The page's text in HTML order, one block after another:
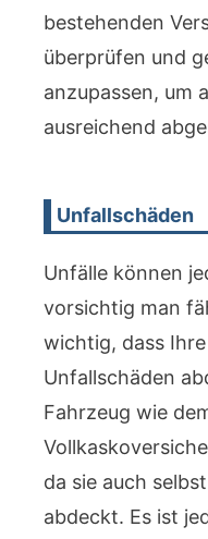
bestehenden
überprüfen und
anzupassen, um
ausreichend
Unfallschäden
Unfälle können
vorsichtig man
wichtig, dass
Unfallschäden
Fahrzeug wie
da sie auch
abdeckt. Es ist